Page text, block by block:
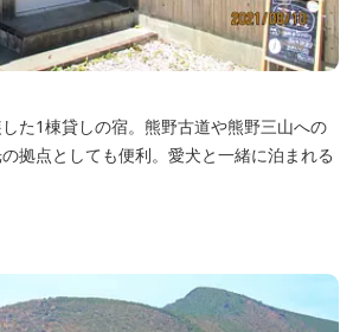
た1棟貸しの宿。熊野古道や熊野三山への
拠点としても便利。愛犬と一緒に泊まれる